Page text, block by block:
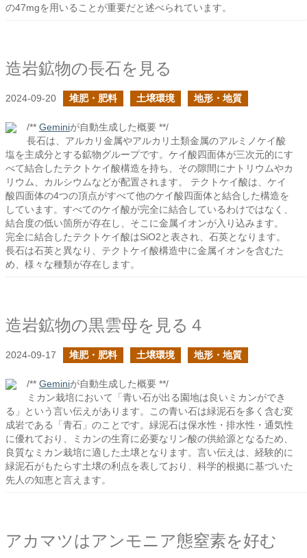
の47mgを用いることが重要だと述べられています。
造岩鉱物の長石を見る
2024-09-20 堆肥・肥料 土壌環境 地形・地質
/** Geminiが自動生成した概要 **/
長石は、アルカリ金属やアルカリ土類金属のアルミノケイ酸
塩を主成分とする鉱物グループです。ケイ酸四面体が三次元的にす
べて結合したテクトケイ酸構造を持ち、その隙間にナトリウムやカ
リウム、カルシウムなどが配置されます。 テクトケイ酸は、ケイ
酸四面体の4つの頂点がすべて他のケイ酸四面体と結合した構造を
しています。すべてのケイ酸が完全に結合しているわけではなく、
結合度の低い箇所が存在し、そこに金属イオンが入り込みます。
完全に結合したテクトケイ酸はSiO2と表され、石英となります。
長石は石英と異なり、テクトケイ酸構造中に金属イオンを含むた
め、様々な種類が存在します。
造岩鉱物の黒雲母を見る４
2024-09-17 堆肥・肥料 土壌環境 地形・地質
/** Geminiが自動生成した概要 **/
ミカン栽培において「青い石が出る園地は良いミカンができ
る」という言い伝えがあります。この青い石は緑泥石を多く含む変
成岩である「青石」のことです。緑泥石は保水性・排水性・通気性
に優れており、ミカンの生育に必要なリン酸の供給源となるため、
良質なミカン栽培に適した土壌となります。言い伝えは、経験的に
緑泥石がもたらす土壌の利点を表しており、科学的根拠に基づいた
先人の知恵と言えます。
アカマツはアンモニア態窒素を好む